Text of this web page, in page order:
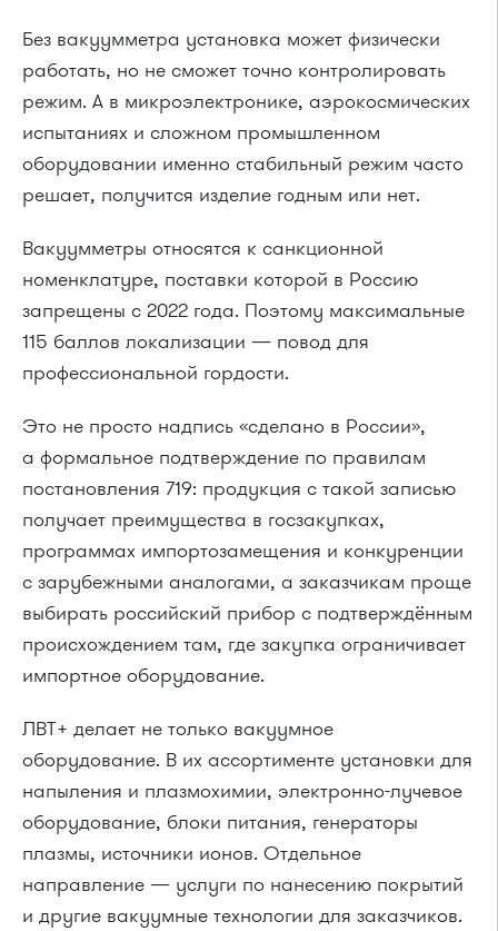
Без вакуумметра установка может физически
работать, но не сможет точно контролировать
режим. А в микроэлектронике, аэрокосмических
испытаниях и сложном промышленном
оборудовании именно стабильный режим часто
решает, получится изделие годным или нет.
Вакуумметры относятся к санкционной
номенклатуре, поставки которой в Россию
запрещены с 2022 года. Поэтому максимальные
115 баллов локализации — повод для
профессиональной гордости.
Это не просто надпись «сделано в России»,
а формальное подтверждение по правилам
постановления 719: продукция с такой записью
получает преимущества в госзакупках,
программах импортозамещения и конкуренции
с зарубежными аналогами, а заказчикам проще
выбирать российский прибор с подтверждённым
происхождением там, где закупка ограничивает
импортное оборудование.
ЛВТ+ делает не только вакуумное
оборудование. В их ассортименте установки для
напыления и плазмохимии, электронно-лучевое
оборудование, блоки питания, генераторы
плазмы, источники ионов. Отдельное
направление — услуги по нанесению покрытий
и другие вакуумные технологии для заказчиков.